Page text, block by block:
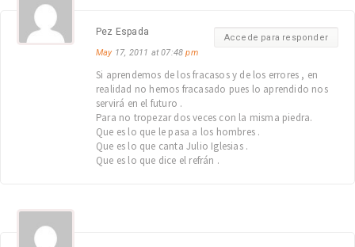
Accede para responder
Pez Espada
May17, 2011 at 07:48pm
Si aprendemos de los fracasos y de los errores , en
realidad no hemos fracasado pues lo aprendido nos
servirá en el futuro .
Para no tropezar dos veces con la misma piedra.
Que es lo que le pasa a los hombres .
Que es lo que canta Julio Iglesias .
Que es lo que dice el refrán .